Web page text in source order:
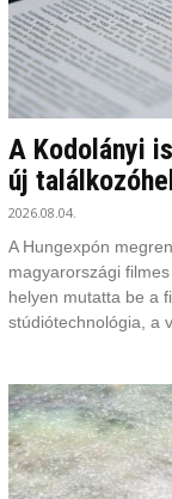
A Kodolányi
új
2026.08.04.
A Hungexpón
magyarországi
helyen mutatta be a
stúdiótechnológia, a